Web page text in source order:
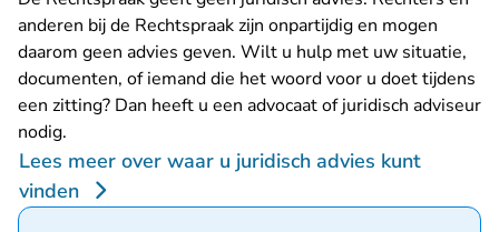
anderen bij de Rechtspraak zijn onpartijdig en mogen
daarom geen advies geven. Wilt u hulp met uw situatie,
documenten, of iemand die het woord voor u doet tijdens
een zitting? Dan heeft u een advocaat of juridisch adviseur
nodig.
Lees meer over waar u juridisch advies kunt
vinden